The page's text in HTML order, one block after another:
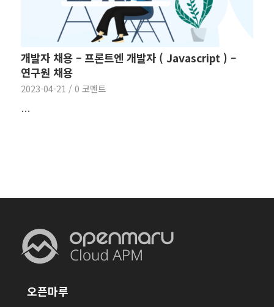
개발자 채용 – 프론트엔 개발자 ( Javascript ) –
연구원 채용
2023-04-21 / 0 코멘트
…
오픈마루